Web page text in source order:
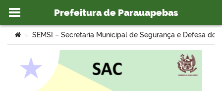
Ir para o conteúdo
Prefeitura de Parauapebas
Você está aqui:
> SEMSI – Secretaria Municipal de Segurança e Defesa do